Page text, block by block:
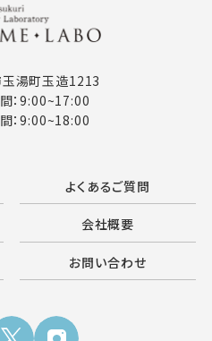
湯町玉造1213
：9:00~17:00
：9:00~18:00
よくあるご質問
会社概要
お問い合わせ